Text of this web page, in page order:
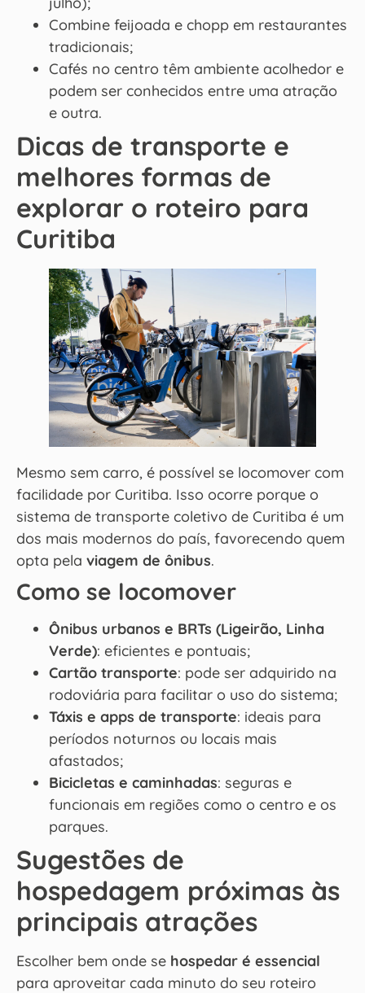
Combine feijoada e chopp em restaurantes
tradicionais;
Cafés no centro têm ambiente acolhedor e
podem ser conhecidos entre uma atração
e outra.
Dicas de transporte e
melhores formas de
explorar o roteiro para
Curitiba
Mesmo sem carro, é possível se locomover com
facilidade por Curitiba. Isso ocorre porque o
sistema de transporte coletivo de Curitiba é um
dos mais modernos do país, favorecendo quem
opta pela viagem de ônibus.
Como se locomover
Ônibus urbanos e BRTs (Ligeirão, Linha
Verde): eficientes e pontuais;
Cartão transporte: pode ser adquirido na
rodoviária para facilitar o uso do sistema;
Táxis e apps de transporte: ideais para
períodos noturnos ou locais mais
afastados;
Bicicletas e caminhadas: seguras e
funcionais em regiões como o centro e os
parques.
Sugestões de
hospedagem próximas às
principais atrações
Escolher bem onde se hospedar é essencial
para aproveitar cada minuto do seu roteiro